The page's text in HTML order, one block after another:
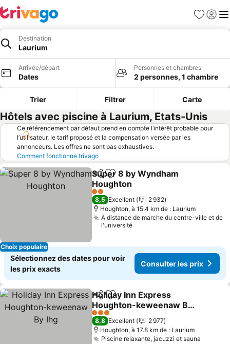
Favoris
Se
Destination
Laurium
Arrivée/départ
Dates
Personnes et chambres
2 personnes, 1 chambre
Trier Filtrer Carte
Hôtels avec piscine à Laurium, Etats-Unis
Ce référencement par défaut prend en compte l’intérêt probable pour
l’utilisateur, le tarif proposé et la compensation versée par les
annonceurs. Les offres ne sont pas exhaustives.
Comment fonctionne trivago
Choix populaire
PartagerAjouter à mes favoris
Super 8 by Wyndham
Houghton
2 Étoiles
8,5 Excellent
2 932
Houghton, à 15.4 km de : Laurium
À distance de marche du centre-ville et de
l'université
Sélectionnez des dates pour voir
les prix exacts
Consulter les prix
PartagerAjouter à mes favoris
Holiday Inn Express
Houghton-keweenaw By
Ihg
3 Étoiles
8,8 Excellent
2 977
Houghton, à 17.8 km de : Laurium
Piscine relaxante, jacuzzi et sauna